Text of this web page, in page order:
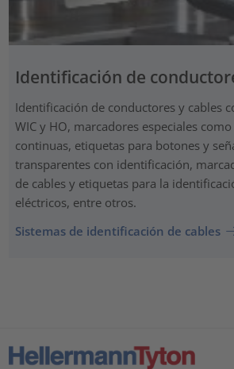
Identificación de
Identificación de conductores y cables
WIC y HO, marcadores especiales
continuas, etiquetas para botones y
transparentes con identificación,
de cables y etiquetas para la
eléctricos, entre otros.
Sistemas de identificación de cables